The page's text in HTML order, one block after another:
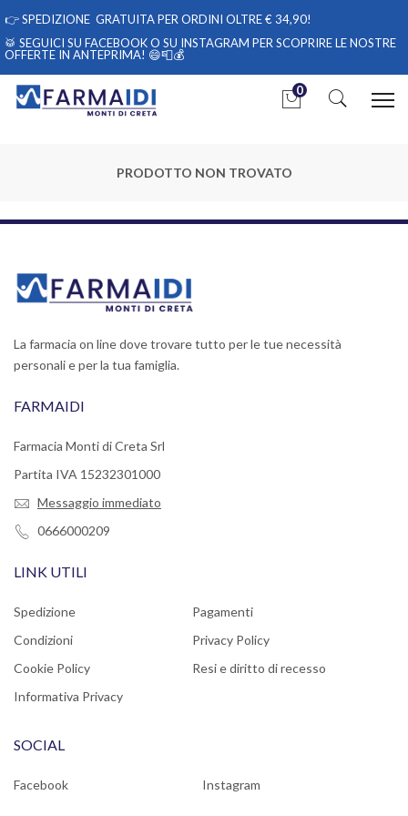
👉SPEDIZIONE GRATUITA PER ORDINI OLTRE € 34,90!
🥁 SEGUICI SU FACEBOOKO SU INSTAGRAM PER SCOPRIRE LE NOSTRE
OFFERTE IN ANTEPRIMA! 😄📮💰
0
PRODOTTO NON TROVATO
La farmacia on line dove trovare tutto per le tue necessità
personali e per la tua famiglia.
FARMAIDI
Farmacia Monti di Creta Srl
Partita IVA 15232301000
Messaggio immediato
0666000209
LINK UTILI
Spedizione
Pagamenti
Condizioni
Privacy Policy
Cookie Policy
Resi e diritto di recesso
Informativa Privacy
SOCIAL
Facebook Instagram